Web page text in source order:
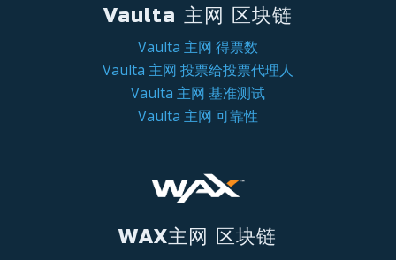
Vaulta 主网 区块链
Vaulta 主网 得票数
Vaulta 主网 投票给投票代理人
Vaulta 主网 基准测试
Vaulta 主网 可靠性
WAX主网 区块链